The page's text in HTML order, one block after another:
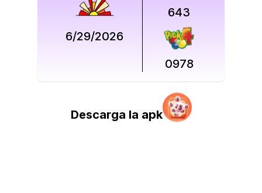
6/29/2026
643
0978
Descarga la apk